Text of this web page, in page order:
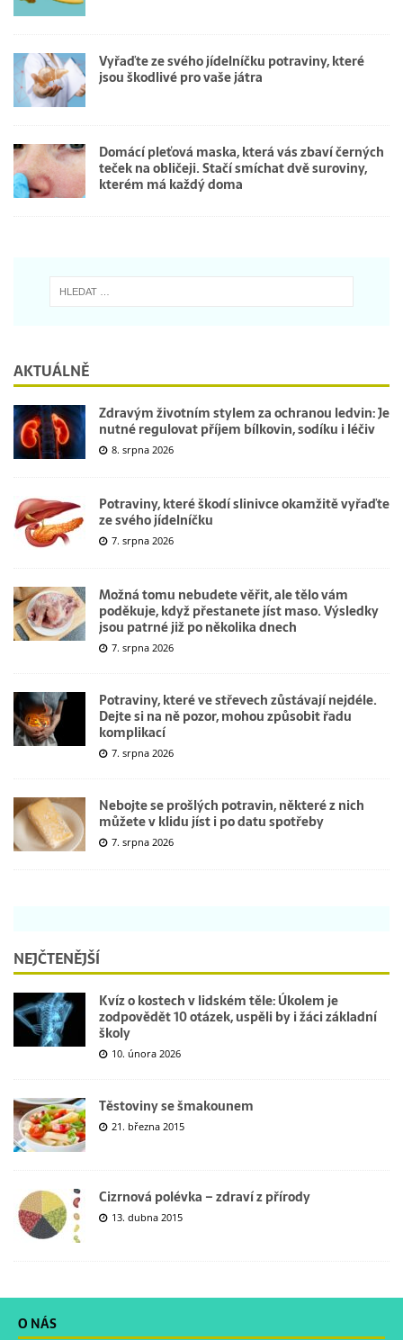
Vyřaďte ze svého jídelníčku potraviny, které
jsou škodlivé pro vaše játra
Domácí pleťová maska, která vás zbaví černých
teček na obličeji. Stačí smíchat dvě suroviny,
kterém má každý doma
AKTUÁLNĚ
Zdravým životním stylem za ochranou ledvin: Je
nutné regulovat příjem bílkovin, sodíku i léčiv
8. srpna 2026
Potraviny, které škodí slinivce okamžitě vyřaďte
ze svého jídelníčku
7. srpna 2026
Možná tomu nebudete věřit, ale tělo vám
poděkuje, když přestanete jíst maso. Výsledky
jsou patrné již po několika dnech
7. srpna 2026
Potraviny, které ve střevech zůstávají nejdéle.
Dejte si na ně pozor, mohou způsobit řadu
komplikací
7. srpna 2026
Nebojte se prošlých potravin, některé z nich
můžete v klidu jíst i po datu spotřeby
7. srpna 2026
NEJČTENĚJŠÍ
Kvíz o kostech v lidském těle: Úkolem je
zodpovědět 10 otázek, uspěli by i žáci základní
školy
10. února 2026
Těstoviny se šmakounem
21. března 2015
Cizrnová polévka – zdraví z přírody
13. dubna 2015
O NÁS